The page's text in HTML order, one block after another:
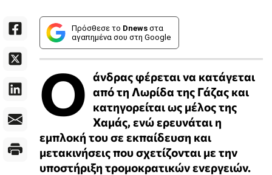
Πρόσθεσε το Dnews στα
αγαπημένα σου στη Google
O άνδρας φέρεται να κατάγεται
από τη Λωρίδα της Γάζας και
κατηγορείται ως μέλος της
Χαμάς, ενώ ερευνάται η
εμπλοκή του σε εκπαίδευση και
μετακινήσεις που σχετίζονται με την
υποστήριξη τρομοκρατικών ενεργειών.